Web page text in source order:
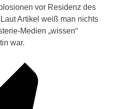
vor Residenz des
Artikel weiß man nichts
Medien „wissen“
war.